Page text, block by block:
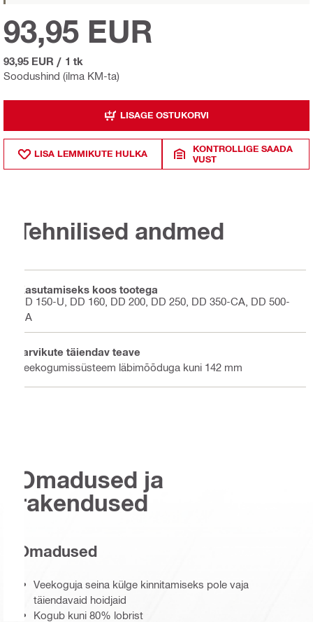
Soodushind (ilma KM-ta)
93,95 EUR
93,95 EUR / 1 tk
LISAGE OSTUKORVI
LISA LEMMIKUTE HULKA
KONTROLLIGE SAADA
VUST
Tehnilised andmed
Kasutamiseks koos tootega
DD 150-U, DD 160, DD 200, DD 250, DD 350-CA, DD 500-
CA
Tarvikute täiendav teave
Veekogumissüsteem läbimõõduga kuni 142 mm
Omadused ja
rakendused
Omadused
Veekoguja seina külge kinnitamiseks pole vaja
täiendavaid hoidjaid
Kogub kuni 80% lobrist